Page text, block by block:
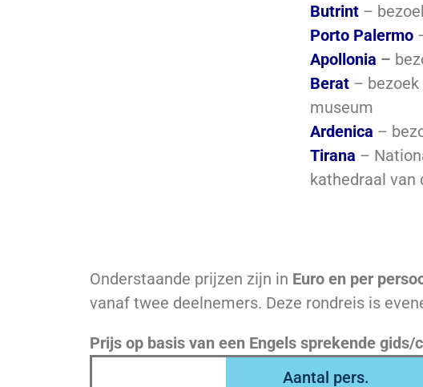
Butrint –
Porto Palermo
Apollonia –
Berat –
museum
Ardenica –
Tirana –
kathedraal van
Onderstaande prijzen zijn in Euro en per
vanaf twee deelnemers. Deze rondreis is
Prijs op basis van een Engels sprekende gids/
Aantal pers.